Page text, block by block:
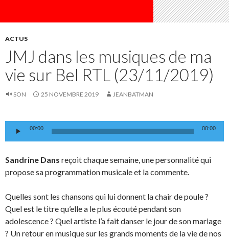
ACTUS
JMJ dans les musiques de ma
vie sur Bel RTL (23/11/2019)
SON 25 NOVEMBRE 2019 JEANBATMAN
Lecteur00:00 00:00
Sandrine Dans reçoit chaque semaine, une personnalité qui
propose sa programmation musicale et la commente.
Quelles sont les chansons qui lui donnent la chair de poule ?
Quel est le titre qu’elle a le plus écouté pendant son
adolescence ? Quel artiste l’a fait danser le jour de son mariage
? Un retour en musique sur les grands moments de la vie de nos